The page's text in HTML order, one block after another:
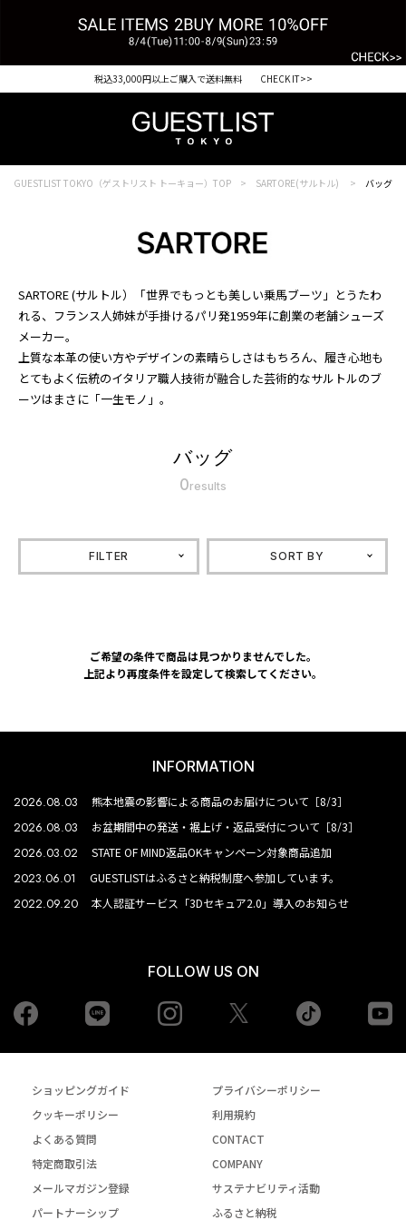
税込33,000円以上ご購入で送料無料 CHECK IT>>
GUESTLIST TOKYO（ゲストリスト トーキョー）TOP SARTORE(サルトル) バッグ
SARTORE (サルトル）「世界でもっとも美しい乗馬ブーツ」とうたわ
れる、フランス人姉妹が手掛けるパリ発1959年に創業の老舗シューズ
メーカー。
上質な本革の使い方やデザインの素晴らしさはもちろん、履き心地も
とてもよく伝統のイタリア職人技術が融合した芸術的なサルトルのブ
ーツはまさに「一生モノ」。
バッグ
0results
FILTER SORT BY
ご希望の条件で商品は見つかりませんでした。
上記より再度条件を設定して検索してください。
INFORMATION
2026.08.03 熊本地震の影響による商品のお届けについて［8/3］
2026.08.03 お盆期間中の発送・裾上げ・返品受付について［8/3］
2026.03.02 STATE OF MIND返品OKキャンペーン対象商品追加
2023.06.01 GUESTLISTはふるさと納税制度へ参加しています。
2022.09.20 本人認証サービス「3Dセキュア2.0」導入のお知らせ
FOLLOW US ON
Facebook Instagram tiktok
ショッピングガイド
プライバシーポリシー
クッキーポリシー
利用規約
よくある質問
CONTACT
特定商取引法
COMPANY
メールマガジン登録
サステナビリティ活動
パートナーシップ
ふるさと納税